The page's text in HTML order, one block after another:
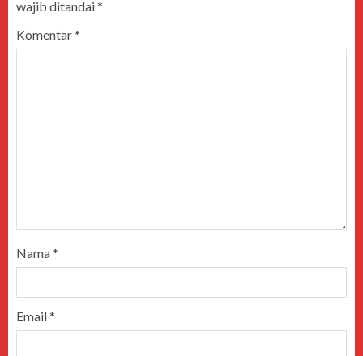
wajib ditandai*
Komentar*
Nama*
Email*